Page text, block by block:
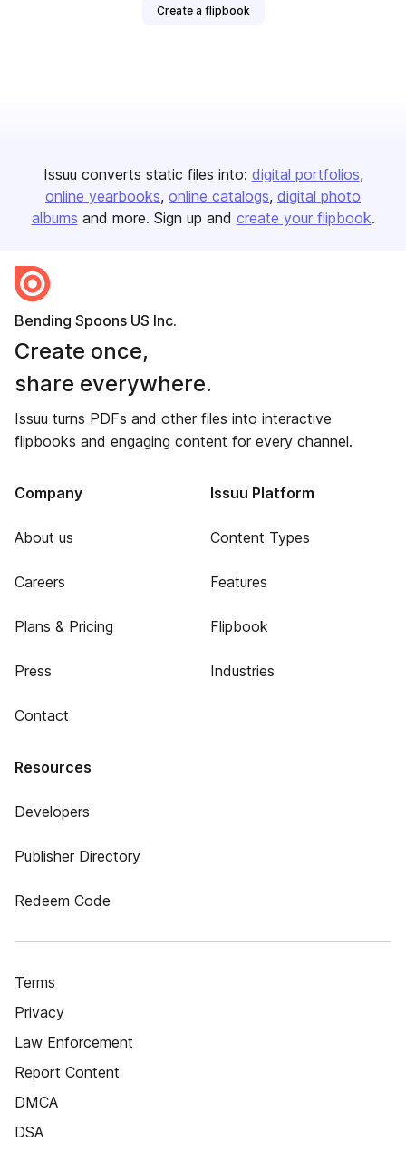
Create a flipbook
Issuu converts static files into: digital portfolios
online yearbooks online catalogs digital photo
albums and more. Sign up and create your flipbook.
Bending Spoons US Inc.
Create once,
share everywhere.
Issuu turns PDFs and other files into interactive
flipbooks and engaging content for every channel.
Company
About us
Careers
Plans & Pricing
Press
Contact
Issuu Platform
Content Types
Features
Flipbook
Industries
Resources
Developers
Publisher Directory
Redeem Code
Terms
Privacy
Law Enforcement
Report Content
DMCA
DSA